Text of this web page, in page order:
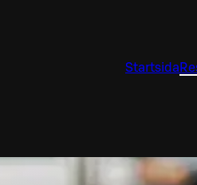
Startsida